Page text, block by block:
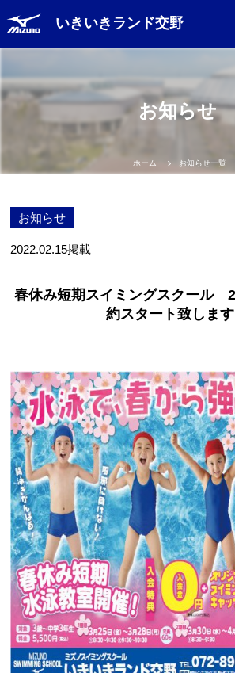
いきいきランド交野
お問合せフォーム
交野市施設予約システム
お知らせ
ホーム お知らせ一覧
お知らせ
2022.02.15掲載
春休み短期スイミングスクール
約スタート致します